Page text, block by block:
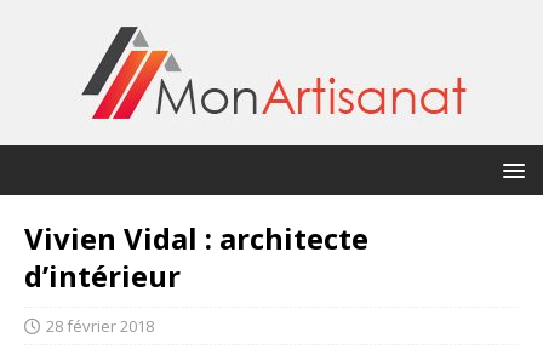
Vivien Vidal : architecte
d’intérieur
28 février 2018